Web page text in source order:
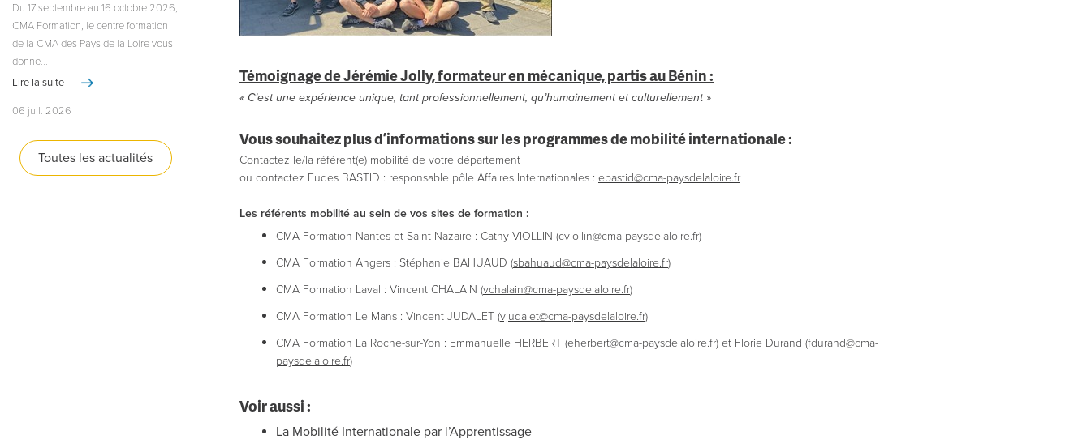
Du 17 septembre au 16 octobre 2026,
CMA Formation, le centre formation
de la CMA des Pays de la Loire vous
donne...
Lire la suite
06 juil. 2026
Toutes les actualités
Témoignage de Jérémie Jolly, formateur en mécanique, partis au Bénin :
« C’est une expérience unique, tant professionnellement, qu’humainement et culturellement »
Vous souhaitez plus d’informations sur les programmes de mobilité internationale :
Contactez le/la référent(e) mobilité de votre département
ou contactez Eudes BASTID : responsable pôle Affaires Internationales : ebastid@cma-paysdelaloire.fr
Les référents mobilité au sein de vos sites de formation :
CMA Formation Nantes et Saint-Nazaire : Cathy VIOLLIN (cviollin@cma-paysdelaloire.fr)
CMA Formation Angers : Stéphanie BAHUAUD (sbahuaud@cma-paysdelaloire.fr)
CMA Formation Laval : Vincent CHALAIN (vchalain@cma-paysdelaloire.fr)
CMA Formation Le Mans : Vincent JUDALET (vjudalet@cma-paysdelaloire.fr)
​CMA Formation La Roche-sur-Yon : Emmanuelle HERBERT (eherbert@cma-paysdelaloire.fr) et Florie Durand (fdurand@cma-
paysdelaloire.fr)
Voir aussi :
La Mobilité Internationale par l’Apprentissage